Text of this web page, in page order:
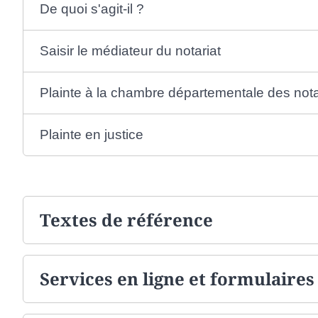
De quoi s'agit-il ?
Saisir le médiateur du notariat
Plainte à la chambre départementale des
Plainte en justice
Textes de référence
Services en ligne et formulaires